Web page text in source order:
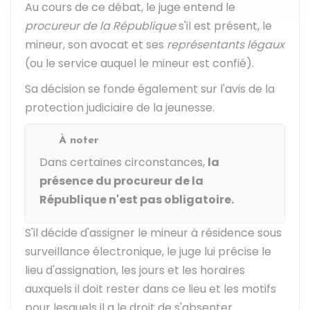
Au cours de ce débat, le juge entend le
procureur de la Républiques'il est présent, le
mineur, son avocat et ses représentants légaux
(ou le service auquel le mineur est confié).
Sa décision se fonde également sur l'avis de la
protection judiciaire de la jeunesse.
À noter
Dans certaines circonstances, la
présence du procureur de la
République n'est pas obligatoire.
S'il décide d'assigner le mineur à résidence sous
surveillance électronique, le juge lui précise le
lieu d'assignation, les jours et les horaires
auxquels il doit rester dans ce lieu et les motifs